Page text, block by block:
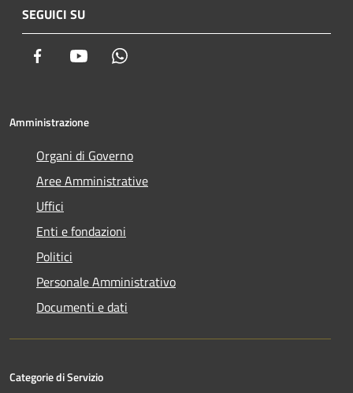
SEGUICI SU
Facebook Youtube
Amministrazione
Organi di Governo
Aree Amministrative
Uffici
Enti e fondazioni
Politici
Personale Amministrativo
Documenti e dati
Categorie di Servizio